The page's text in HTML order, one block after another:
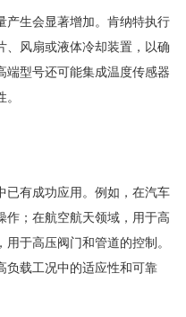
产生会显著增加。肯纳特执行
、风扇或液体冷却装置，以确
端型号还可能集成温度传感器
已有成功应用。例如，在汽车
作；在航空航天领域，用于高
于高压阀门和管道的控制。
负载工况中的适应性和可靠